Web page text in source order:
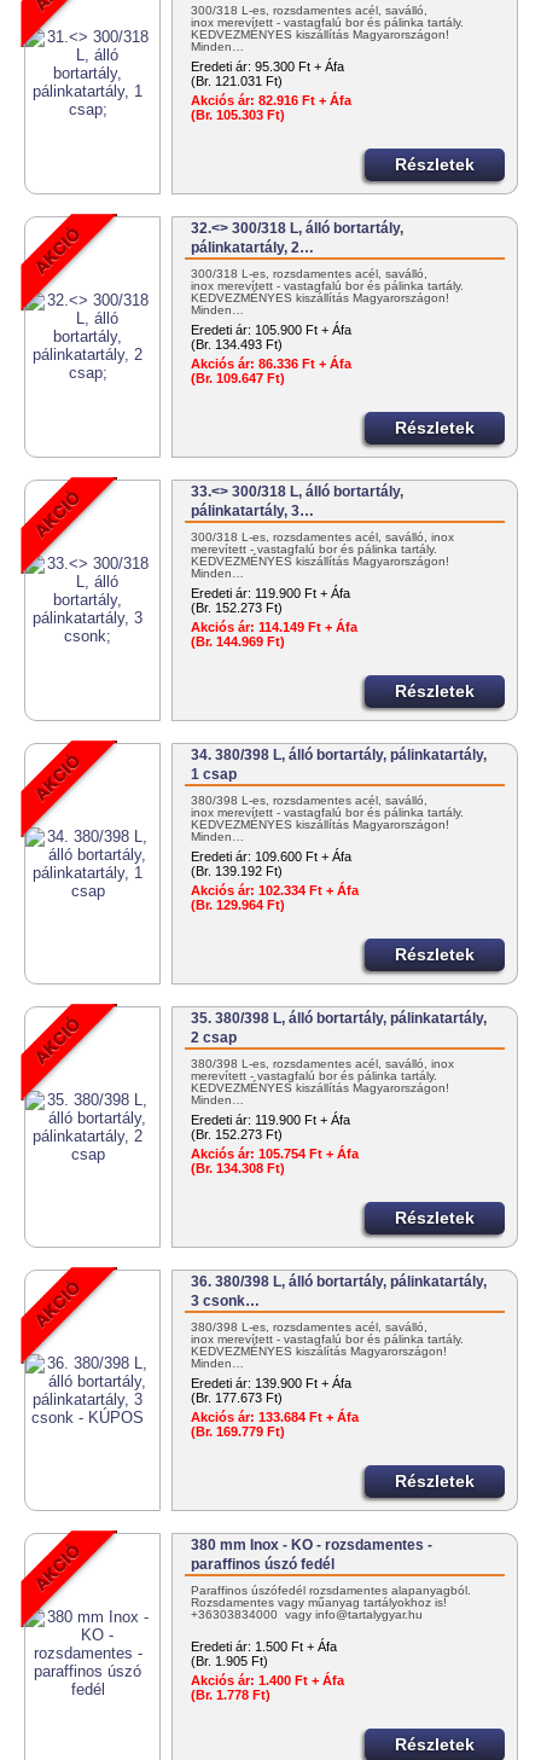
300/318 L-es, rozsdamentes acél, saválló,
inox merevített - vastagfalú bor és pálinka tartály.
KEDVEZMÉNYES kiszállítás Magyarországon!
Minden…
Eredeti ár: 95.300 Ft + Áfa
(Br. 121.031 Ft)
Akciós ár: 82.916 Ft + Áfa
(Br. 105.303 Ft)
Részletek
32.<> 300/318 L, álló bortartály,
pálinkatartály, 2…
300/318 L-es, rozsdamentes acél, saválló,
inox merevített - vastagfalú bor és pálinka tartály.
KEDVEZMÉNYES kiszállítás Magyarországon!
Minden…
Eredeti ár: 105.900 Ft + Áfa
(Br. 134.493 Ft)
Akciós ár: 86.336 Ft + Áfa
(Br. 109.647 Ft)
Részletek
33.<> 300/318 L, álló bortartály,
pálinkatartály, 3…
300/318 L-es, rozsdamentes acél, saválló, inox
merevített - vastagfalú bor és pálinka tartály.
KEDVEZMÉNYES kiszállítás Magyarországon!
Minden…
Eredeti ár: 119.900 Ft + Áfa
(Br. 152.273 Ft)
Akciós ár: 114.149 Ft + Áfa
(Br. 144.969 Ft)
Részletek
34. 380/398 L, álló bortartály, pálinkatartály,
1 csap
380/398 L-es, rozsdamentes acél, saválló,
inox merevített - vastagfalú bor és pálinka tartály.
KEDVEZMÉNYES kiszállítás Magyarországon!
Minden…
Eredeti ár: 109.600 Ft + Áfa
(Br. 139.192 Ft)
Akciós ár: 102.334 Ft + Áfa
(Br. 129.964 Ft)
Részletek
35. 380/398 L, álló bortartály, pálinkatartály,
2 csap
380/398 L-es, rozsdamentes acél, saválló, inox
merevített - vastagfalú bor és pálinka tartály.
KEDVEZMÉNYES kiszállítás Magyarországon!
Minden…
Eredeti ár: 119.900 Ft + Áfa
(Br. 152.273 Ft)
Akciós ár: 105.754 Ft + Áfa
(Br. 134.308 Ft)
Részletek
36. 380/398 L, álló bortartály, pálinkatartály,
3 csonk…
380/398 L-es, rozsdamentes acél, saválló,
inox merevített - vastagfalú bor és pálinka tartály.
KEDVEZMÉNYES kiszálítás Magyarországon!
Minden…
Eredeti ár: 139.900 Ft + Áfa
(Br. 177.673 Ft)
Akciós ár: 133.684 Ft + Áfa
(Br. 169.779 Ft)
Részletek
380 mm Inox - KO - rozsdamentes -
paraffinos úszó fedél
Paraffinos úszófedél rozsdamentes alapanyagból.
Rozsdamentes vagy műanyag tartályokhoz is!
+36303834000 vagy info@tartalygyar.hu
Eredeti ár: 1.500 Ft + Áfa
(Br. 1.905 Ft)
Akciós ár: 1.400 Ft + Áfa
(Br. 1.778 Ft)
Részletek